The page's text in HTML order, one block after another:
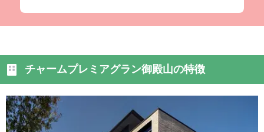
チャームプレミアグラン御殿山の特徴